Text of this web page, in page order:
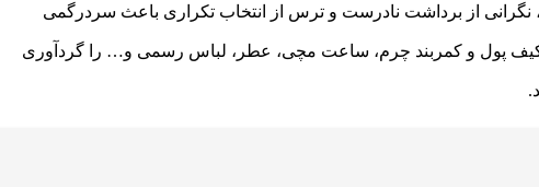
نگرانی از برداشت نادرست و ترس از انتخاب تکراری باعث سردرگمی
کیف پول و کمربند چرم، ساعت مچی، عطر، لباس رسمی و… را گردآوری